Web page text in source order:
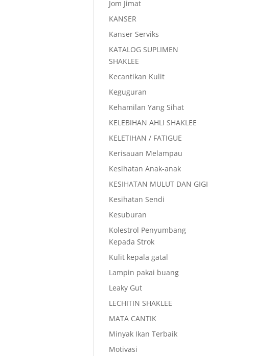
Jom Jimat
KANSER
Kanser Serviks
KATALOG SUPLIMEN
SHAKLEE
Kecantikan Kulit
Keguguran
Kehamilan Yang Sihat
KELEBIHAN AHLI SHAKLEE
KELETIHAN / FATIGUE
Kerisauan Melampau
Kesihatan Anak-anak
KESIHATAN MULUT DAN GIGI
Kesihatan Sendi
Kesuburan
Kolestrol Penyumbang
Kepada Strok
Kulit kepala gatal
Lampin pakai buang
Leaky Gut
LECHITIN SHAKLEE
MATA CANTIK
Minyak Ikan Terbaik
Motivasi